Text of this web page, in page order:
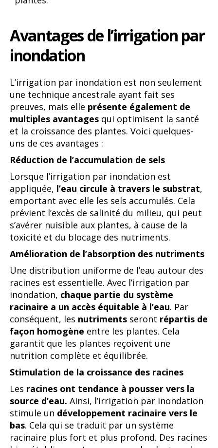
Avantages de l’irrigation par
inondation
L’irrigation par inondation est non seulement
une technique ancestrale ayant fait ses
preuves, mais elle présente également de
multiples avantages qui optimisent la santé
et la croissance des plantes. Voici quelques-
uns de ces avantages :
Réduction de l’accumulation de sels
Lorsque l’irrigation par inondation est
appliquée, l’eau circule à travers le substrat,
emportant avec elle les sels accumulés. Cela
prévient l’excès de salinité du milieu, qui peut
s’avérer nuisible aux plantes, à cause de la
toxicité et du blocage des nutriments.
Amélioration de l’absorption des nutriments
Une distribution uniforme de l’eau autour des
racines est essentielle. Avec l’irrigation par
inondation, chaque partie du système
racinaire a un accès équitable à l’eau. Par
conséquent, les nutriments seront répartis de
façon homogène entre les plantes. Cela
garantit que les plantes reçoivent une
nutrition complète et équilibrée.
Stimulation de la croissance des racines
Les racines ont tendance à pousser vers la
source d’eau. Ainsi, l’irrigation par inondation
stimule un développement racinaire vers le
bas. Cela qui se traduit par un système
racinaire plus fort et plus profond. Des racines